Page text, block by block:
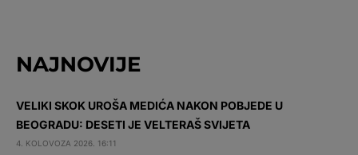
NAJNOVIJE
VELIKI SKOK UROŠA MEDIĆA NAKON POBJEDE U
BEOGRADU: DESETI JE VELTERAŠ SVIJETA
4. KOLOVOZA 2026. 16:11